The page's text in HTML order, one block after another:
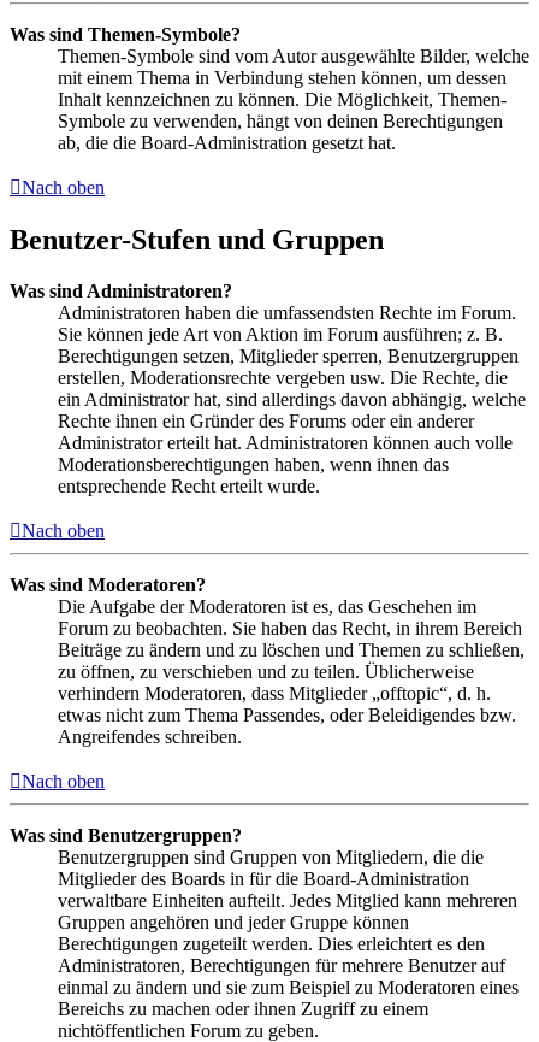
Was sind Themen-Symbole?
Themen-Symbole sind vom Autor ausgewählte Bilder, welche
mit einem Thema in Verbindung stehen können, um dessen
Inhalt kennzeichnen zu können. Die Möglichkeit, Themen-
Symbole zu verwenden, hängt von deinen Berechtigungen
ab, die die Board-Administration gesetzt hat.
Nach oben
Benutzer-Stufen und Gruppen
Was sind Administratoren?
Administratoren haben die umfassendsten Rechte im Forum.
Sie können jede Art von Aktion im Forum ausführen; z. B.
Berechtigungen setzen, Mitglieder sperren, Benutzergruppen
erstellen, Moderationsrechte vergeben usw. Die Rechte, die
ein Administrator hat, sind allerdings davon abhängig, welche
Rechte ihnen ein Gründer des Forums oder ein anderer
Administrator erteilt hat. Administratoren können auch volle
Moderationsberechtigungen haben, wenn ihnen das
entsprechende Recht erteilt wurde.
Nach oben
Was sind Moderatoren?
Die Aufgabe der Moderatoren ist es, das Geschehen im
Forum zu beobachten. Sie haben das Recht, in ihrem Bereich
Beiträge zu ändern und zu löschen und Themen zu schließen,
zu öffnen, zu verschieben und zu teilen. Üblicherweise
verhindern Moderatoren, dass Mitglieder „offtopic“, d. h.
etwas nicht zum Thema Passendes, oder Beleidigendes bzw.
Angreifendes schreiben.
Nach oben
Was sind Benutzergruppen?
Benutzergruppen sind Gruppen von Mitgliedern, die die
Mitglieder des Boards in für die Board-Administration
verwaltbare Einheiten aufteilt. Jedes Mitglied kann mehreren
Gruppen angehören und jeder Gruppe können
Berechtigungen zugeteilt werden. Dies erleichtert es den
Administratoren, Berechtigungen für mehrere Benutzer auf
einmal zu ändern und sie zum Beispiel zu Moderatoren eines
Bereichs zu machen oder ihnen Zugriff zu einem
nichtöffentlichen Forum zu geben.